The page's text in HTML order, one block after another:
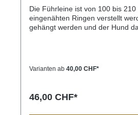
Die Führleine ist von 100 bis
eingenähten Ringen verstellt
gehängt werden und der Hund
Varianten ab 40,00 CHF*
46,00 CHF*